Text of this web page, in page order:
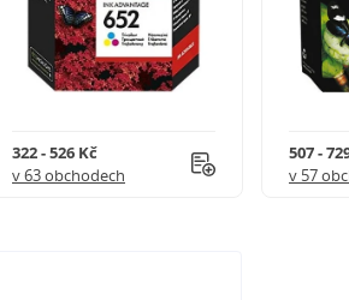
322 - 526 Kč
v 63 obchodech
507 -
v 57